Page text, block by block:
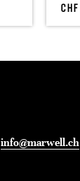
CHF
info@marwell.ch